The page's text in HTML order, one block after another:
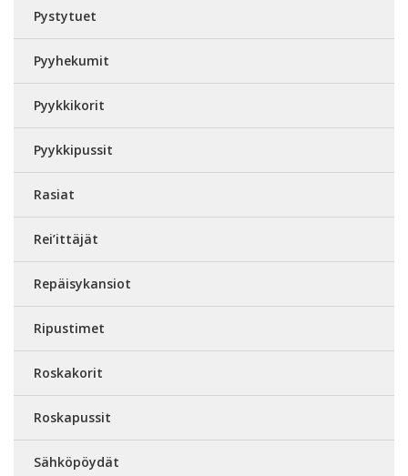
Pystytuet
Pyyhekumit
Pyykkikorit
Pyykkipussit
Rasiat
Rei’ittäjät
Repäisykansiot
Ripustimet
Roskakorit
Roskapussit
Sähköpöydät